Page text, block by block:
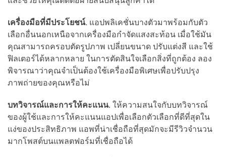
เครื่องมือที่มีประโยชน์. แอปพลิเคชั่นบางตัวมาพร้อมกับตัว
เลือกอื่นนอกเหนือจากเครื่องมือกำจัดแสงสะท้อน เมื่อใช้มัน
คุณสามารถครอบตัดรูปภาพ เปลี่ยนขนาด ปรับแต่งสี และใช้
ฟิลเตอร์ได้หลากหลาย ในการตัดสินใจเลือกสิ่งที่ถูกต้อง ลอง
พิจารณาว่าคุณจำเป็นต้องใช้เครื่องมือพิเศษเพื่อปรับปรุง
ภาพถ่ายของคุณหรือไม่
บทวิจารณ์และการให้คะแนน. ให้ความสนใจกับบทวิจารณ์
ของผู้ใช้และการให้คะแนนแอปเพื่อเลือกตัวเลือกที่ดีที่สุดใน
แง่ของประสิทธิภาพ แอพที่น่าเชื่อถือที่สุดมักจะมีรีวิวจำนวน
มากโพสต์บนแพลตฟอร์มที่เชื่อถือได้